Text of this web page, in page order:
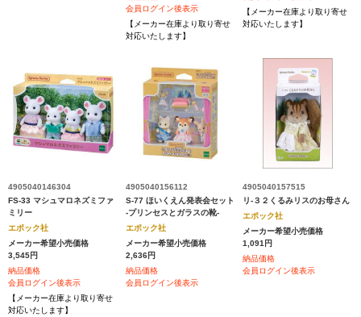
会員ログイン後表示
【メーカー在庫より取り寄せ
対応いたします】
【メーカー在庫より取り寄せ
対応いたします】
4905040146304
FS-33 マシュマロネズミファ
ミリー
エポック社
メーカー希望小売価格
3,545円
納品価格
会員ログイン後表示
【メーカー在庫より取り寄せ
対応いたします】
4905040156112
S-77 ほいくえん発表会セット
-プリンセスとガラスの靴-
エポック社
メーカー希望小売価格
2,636円
納品価格
会員ログイン後表示
4905040157515
リ‐３２くるみリスのお母さん
エポック社
メーカー希望小売価格
1,091円
納品価格
会員ログイン後表示